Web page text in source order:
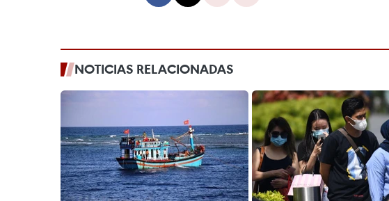
NOTICIAS RELACIONADAS